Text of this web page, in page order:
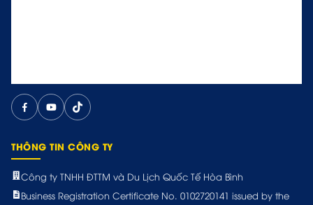
THÔNG TIN CÔNG TY
Công ty TNHH ĐTTM và Du Lịch Quốc Tế Hòa Bình
Business Registration Certificate No. 0102720141 issued by the